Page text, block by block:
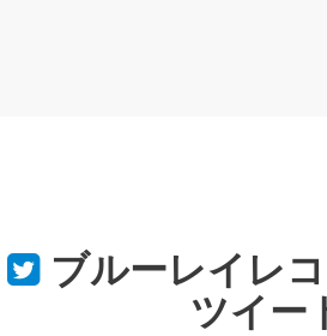
ブルーレイレ
ツイー